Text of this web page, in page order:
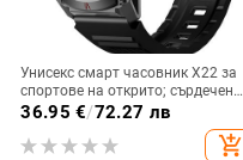
Унисекс смарт часовник X22 за
спортове на открито; сърдечен
ритъм, кръвно налягане, сън,
обаждания
36.95 €/72.27 лв
add_shopping_cart